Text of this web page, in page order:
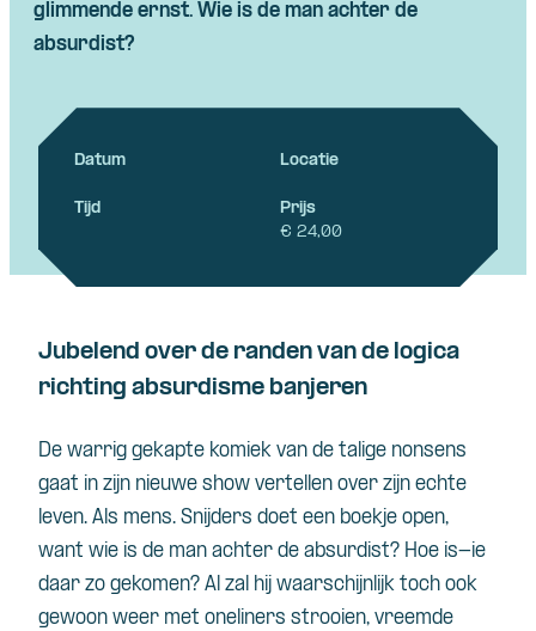
glimmende ernst. Wie is de man achter de
absurdist?
Datum Locatie
Tijd
Prijs
€ 24,00
Jubelend over de randen van de logica
richting absurdisme banjeren
De warrig gekapte komiek van de talige nonsens
gaat in zijn nieuwe show vertellen over zijn echte
leven. Als mens. Snijders doet een boekje open,
want wie is de man achter de absurdist? Hoe is-ie
daar zo gekomen? Al zal hij waarschijnlijk toch ook
gewoon weer met oneliners strooien, vreemde